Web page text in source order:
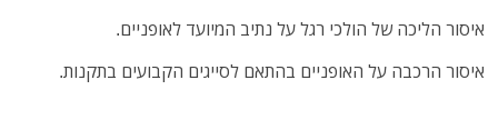
איסור הליכה של הולכי רגל על נתיב המיועד לאופניים.
איסור הרכבה על האופניים בהתאם לסייגים הקבועים בתקנות.